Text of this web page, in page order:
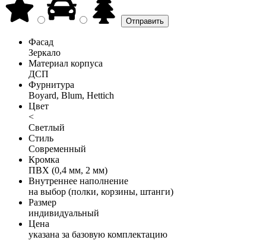
Фасад
Зеркало
Материал корпуса
ДСП
Фурнитура
Boyard, Blum, Hettich
Цвет
<
Светлый
Стиль
Современный
Кромка
ПВХ (0,4 мм, 2 мм)
Внутреннее наполнение
на выбор (полки, корзины, штанги)
Размер
индивидуальный
Цена
указана за базовую комплектацию